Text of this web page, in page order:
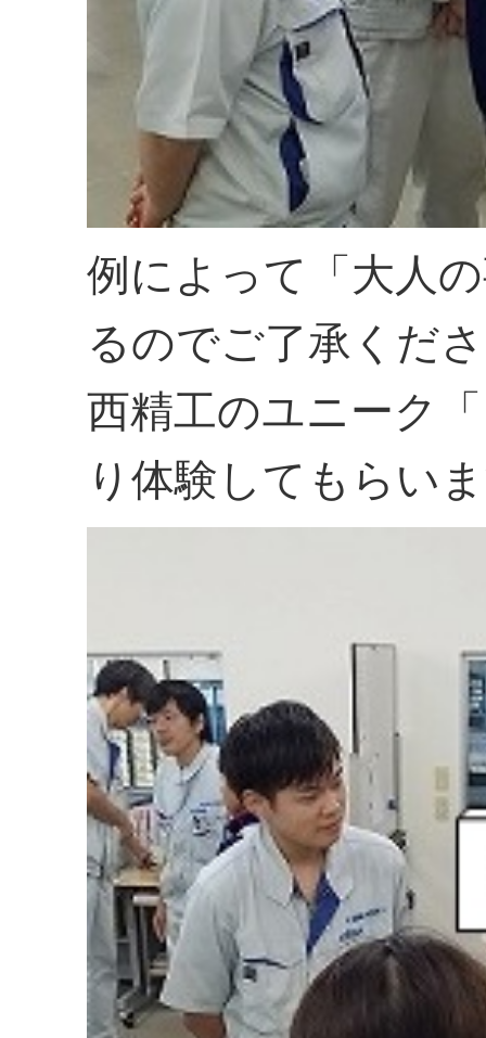
例によって「大人
るのでご了承くだ
西精工のユニーク
り体験してもらい